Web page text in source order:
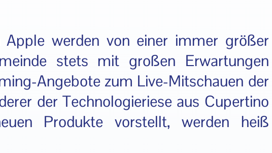
Apple werden von einer immer größer
stets mit großen Erwartungen
Angebote zum Live-Mitschauen der
der Technologieriese aus Cupertino
Produkte vorstellt, werden heiß